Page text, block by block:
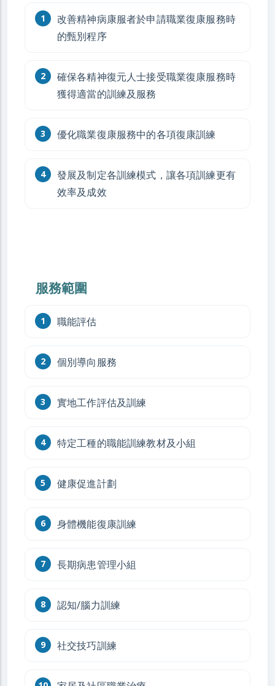
改善精神病康服者於申請職業復康服務時
的甄別程序
確保各精神復元人士接受職業復康服務時
獲得適當的訓練及服務
優化職業復康服務中的各項復康訓練
發展及制定各訓練模式，讓各項訓練更有
效率及成效
服務範圍
職能評估
個別導向服務
實地工作評估及訓練
特定工種的職能訓練教材及小組
健康促進計劃
身體機能復康訓練
長期病患管理小組
認知/腦力訓練
社交技巧訓練